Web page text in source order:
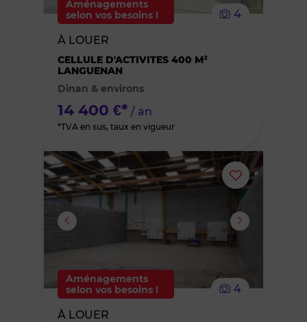
Aménagements
selon vos besoins !
4
À LOUER
CELLULE D'ACTIVITES 400 M²
LANGUENAN
Dinan & environs
14 400 €* / an
*TVA en sus, taux en vigueur
Ajouter
ou
Aménagements
selon vos besoins !
4
À LOUER